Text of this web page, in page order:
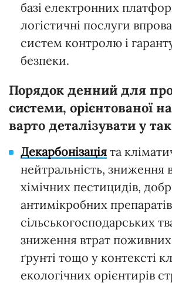
базі електронних
логістичні послуги
систем контролю і
безпеки.
Порядок денний для
системи, орієнтованої
варто деталізувати у
Декарбонізація та
нейтральність, зниження
хімічних пестицидів,
антимікробних
сільськогосподарських
зниження втрат
ґрунті тощо у контексті
екологічних орієнтирів